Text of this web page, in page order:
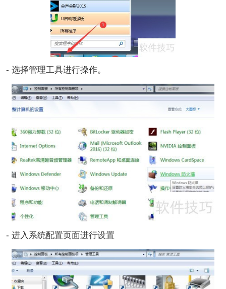
- 选择管理工具进行操作。
- 进入系统配置页面进行设置